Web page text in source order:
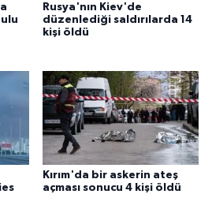
Rusya'nın Kiev'de
düzenlediği saldırılarda 14
kişi öldü
Kırım'da bir askerin ateş
açması sonucu 4 kişi öldü